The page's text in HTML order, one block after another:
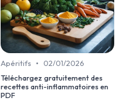
Apéritifs •
02/01/2026
Téléchargez gratuitement des
recettes anti-inflammatoires en
PDF